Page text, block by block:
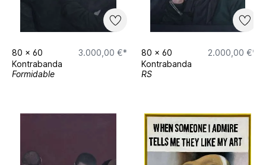
80 x 60
3.000,00 €*
Kontrabanda
Formidable
80 x 60
2.000,00 €*
Kontrabanda
RS